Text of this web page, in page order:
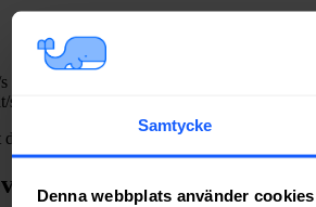
Samtycke
Denna webbplats använder cookies
s
behöver kan du läsa vår